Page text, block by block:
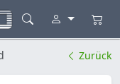
Zurück